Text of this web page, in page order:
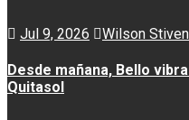
Jul 9, 2026 Wilson
Desde mañana, Bello
Quitasol